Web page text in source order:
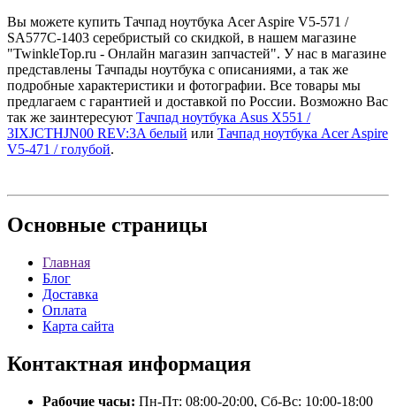
Вы можете купить Тачпад ноутбука Acer Aspire V5-571 /
SA577C-1403 серебристый со скидкой, в нашем магазине
"TwinkleTop.ru - Онлайн магазин запчастей". У нас в магазине
представлены Тачпады ноутбука с описаниями, а так же
подробные характеристики и фотографии. Все товары мы
предлагаем с гарантией и доставкой по России. Возможно Вас
так же заинтересуют Тачпад ноутбука Asus X551 /
3IXJCTHJN00 REV:3A белый или Тачпад ноутбука Acer Aspire
V5-471 / голубой.
Основные страницы
Главная
Блог
Доставка
Оплата
Карта сайта
Контактная информация
Рабочие часы: Пн-Пт: 08:00-20:00, Сб-Вс: 10:00-18:00